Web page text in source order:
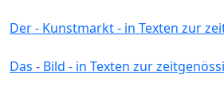
Der - Kunstmarkt - in Texten zur
Das - Bild - in Texten zur